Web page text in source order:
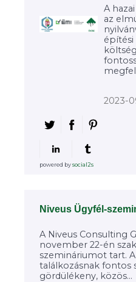
A
az
építési
2023-
powered bysocial2s
Niveus Ügyfél-
A Niveus Consulting
november 22-én
szemináriumot tart.
találkozásnak fontos
gördülékeny, közös...